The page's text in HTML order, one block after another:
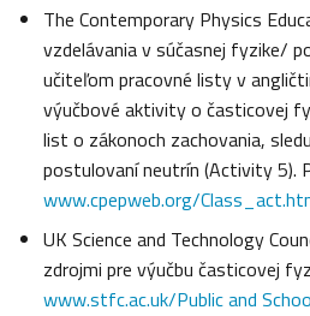
The Contemporary Physics
vzdelávania v súčasnej fyzike/
učiteľom pracovné listy v
výučbové aktivity o časticovej
list o zákonoch zachovania,
postulovaní neutrín (Activity 5).
www.cpepweb.org/
UK Science and Technology
zdrojmi pre výučbu časticovej
www.stfc.ac.uk/Public and